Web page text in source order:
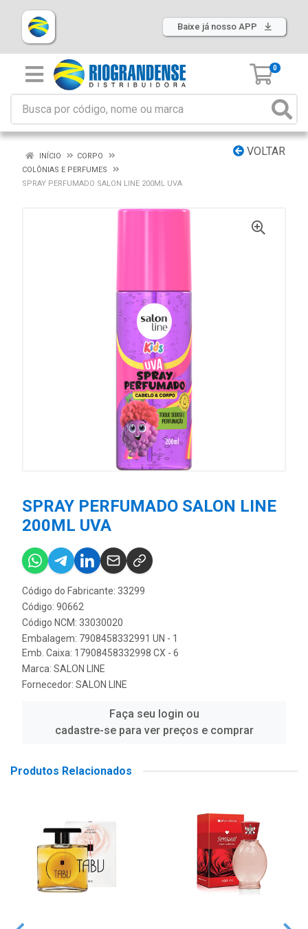
Baixe já nosso APP
0
VOLTAR
INÍCIO
CORPO
COLÔNIAS E PERFUMES
SPRAY PERFUMADO SALON LINE 200ML UVA
SPRAY PERFUMADO SALON LINE
200ML UVA
Código do Fabricante: 33299
Código: 90662
Código NCM: 33030020
Embalagem: 7908458332991 UN - 1
Emb. Caixa: 17908458332998 CX - 6
Marca: SALON LINE
Fornecedor: SALON LINE
Faça seu login ou
cadastre-se para ver preços e comprar
Produtos Relacionados